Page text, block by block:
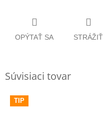
OPÝTAŤ SA STRÁŽIŤ
Súvisiaci tovar
TIP